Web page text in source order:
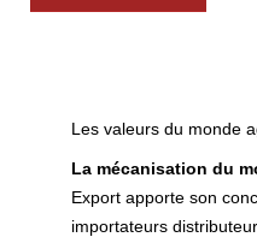
Les valeurs du monde
La mécanisation du
Export apporte son
importateurs